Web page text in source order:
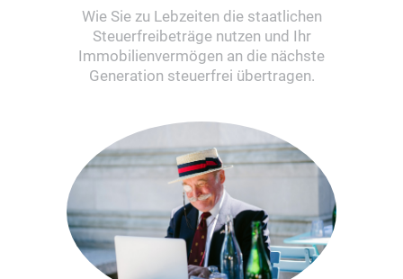
Wie Sie zu Lebzeiten die staatlichen
Steuerfreibeträge nutzen und Ihr
Immobilienvermögen an die nächste
Generation steuerfrei übertragen.